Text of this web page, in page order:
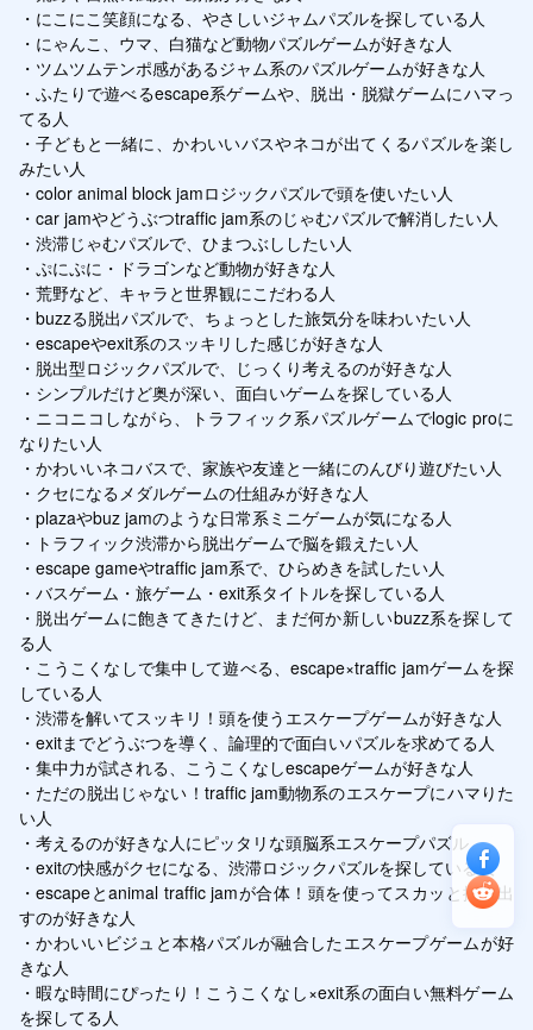
・にこにこ笑顔になる、やさしいジャムパズルを探している人
・にゃんこ、ウマ、白猫など動物パズルゲームが好きな人
・ツムツムテンポ感があるジャム系のパズルゲームが好きな人
・ふたりで遊べるescape系ゲームや、脱出・脱獄ゲームにハマっ
てる人
・子どもと一緒に、かわいいバスやネコが出てくるパズルを楽し
みたい人
・color animal block jamロジックパズルで頭を使いたい人
・car jamやどうぶつtraffic jam系のじゃむパズルで解消したい人
・渋滞じゃむパズルで、ひまつぶししたい人
・ぷにぷに・ドラゴンなど動物が好きな人
・荒野など、キャラと世界観にこだわる人
・buzzる脱出パズルで、ちょっとした旅気分を味わいたい人
・escapeやexit系のスッキリした感じが好きな人
・脱出型ロジックパズルで、じっくり考えるのが好きな人
・シンプルだけど奥が深い、面白いゲームを探している人
・ニコニコしながら、トラフィック系パズルゲームでlogic proに
なりたい人
・かわいいネコバスで、家族や友達と一緒にのんびり遊びたい人
・クセになるメダルゲームの仕組みが好きな人
・plazaやbuz jamのような日常系ミニゲームが気になる人
・トラフィック渋滞から脱出ゲームで脳を鍛えたい人
・escape gameやtraffic jam系で、ひらめきを試したい人
・バスゲーム・旅ゲーム・exit系タイトルを探している人
・脱出ゲームに飽きてきたけど、まだ何か新しいbuzz系を探して
る人
・こうこくなしで集中して遊べる、escape×traffic jamゲームを探
している人
・渋滞を解いてスッキリ！頭を使うエスケープゲームが好きな人
・exitまでどうぶつを導く、論理的で面白いパズルを求めてる人
・集中力が試される、こうこくなしescapeゲームが好きな人
・ただの脱出じゃない！traffic jam動物系のエスケープにハマりた
い人
・考えるのが好きな人にピッタリな頭脳系エスケープパズル
・exitの快感がクセになる、渋滞ロジックパズルを探している人
・escapeとanimal traffic jamが合体！頭を使ってスカッと抜け出
すのが好きな人
・かわいいビジュと本格パズルが融合したエスケープゲームが好
きな人
・暇な時間にぴったり！こうこくなし×exit系の面白い無料ゲーム
を探してる人